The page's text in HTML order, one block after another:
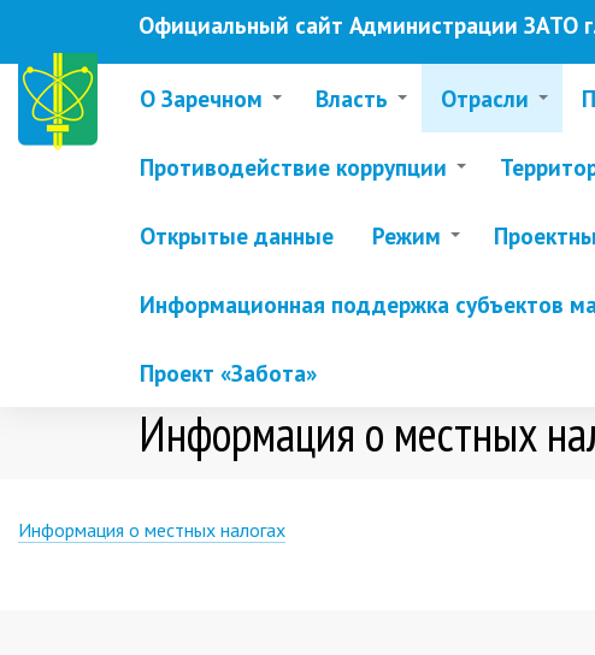
основному
содержанию
Официальный сайт Администрации ЗАТО
О Заречном Власть Отрасли
Противодействие коррупции
Открытые данные Режим
Информационная поддержка субъектов
Проект «Забота»
Информация о местных
Информация о местных налогах